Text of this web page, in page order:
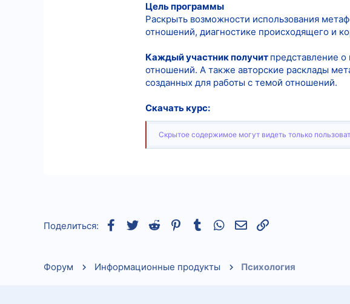
Цель программы
Раскрыть возможности использования
отношений, диагностике происходящего и
Каждый участник получит представление
отношений. А также авторские расклады
созданных для работы с темой отношений.
Скачать курс:
Скрытое содержимое могут видеть только
Поделиться: Facebook
TwitterReddit Pinterest
TumblrWhatsAppЭлектронная почта
Ссылка
Форум Информационные продукты Психология